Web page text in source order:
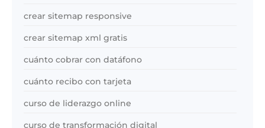
crear sitemap responsive
crear sitemap xml gratis
cuánto cobrar con datáfono
cuánto recibo con tarjeta
curso de liderazgo online
curso de transformación digital